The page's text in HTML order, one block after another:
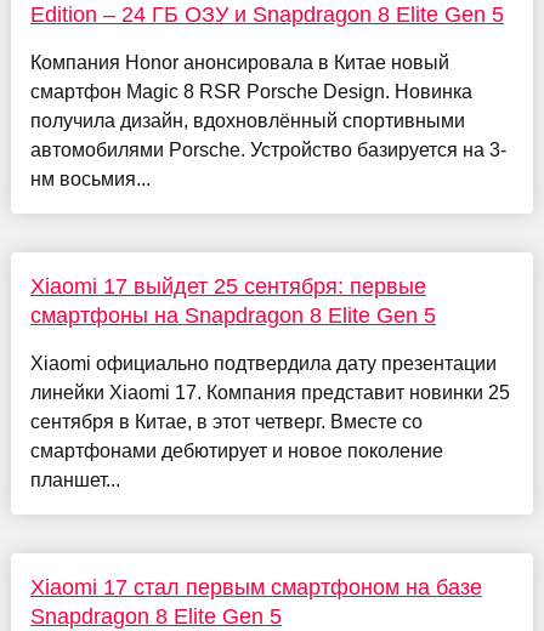
Edition – 24 ГБ ОЗУ и Snapdragon 8 Elite Gen 5
Компания Honor анонсировала в Китае новый
смартфон Magic 8 RSR Porsche Design. Новинка
получила дизайн, вдохновлённый спортивными
автомобилями Porsche. Устройство базируется на 3-
нм восьмия...
Xiaomi 17 выйдет 25 сентября: первые
смартфоны на Snapdragon 8 Elite Gen 5
Xiaomi официально подтвердила дату презентации
линейки Xiaomi 17. Компания представит новинки 25
сентября в Китае, в этот четверг. Вместе со
смартфонами дебютирует и новое поколение
планшет...
Xiaomi 17 стал первым смартфоном на базе
Snapdragon 8 Elite Gen 5